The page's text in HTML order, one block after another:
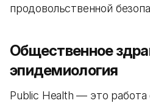
продовольственной
Общественное
эпидемиология
Public Health — это